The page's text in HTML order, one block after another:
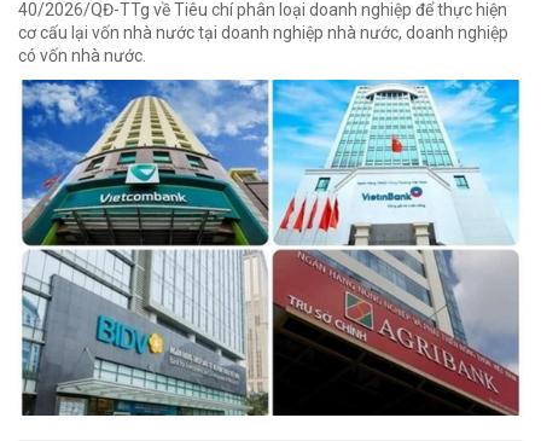
40/2026/QĐ-TTg về Tiêu chí phân loại doanh nghiệp để thực hiện
cơ cấu lại vốn nhà nước tại doanh nghiệp nhà nước, doanh nghiệp
có vốn nhà nước.